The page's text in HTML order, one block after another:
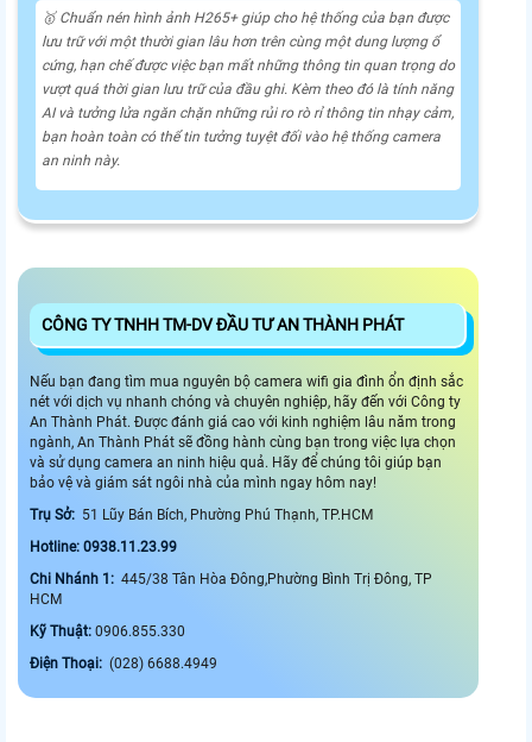
🥇 Chuẩn nén hình ảnh H265+ giúp cho hệ thống của bạn được
lưu trữ với một thười gian lâu hơn trên cùng một dung lượng ổ
cứng, hạn chế được việc bạn mất những thông tin quan trọng do
vượt quá thời gian lưu trữ của đầu ghi. Kèm theo đó là tính năng
AI và tưởng lửa ngăn chặn những rủi ro rò rỉ thông tin nhạy cảm,
bạn hoàn toàn có thể tin tưởng tuyệt đối vào hệ thống camera
an ninh này.
CÔNG TY TNHH TM-DV ĐẦU TƯ AN THÀNH PHÁT
Nếu bạn đang tìm mua nguyên bộ camera wifi gia đình ổn định sắc
nét với dịch vụ nhanh chóng và chuyên nghiệp, hãy đến với Công ty
An Thành Phát. Được đánh giá cao với kinh nghiệm lâu năm trong
ngành, An Thành Phát sẽ đồng hành cùng bạn trong việc lựa chọn
và sử dụng camera an ninh hiệu quả. Hãy để chúng tôi giúp bạn
bảo vệ và giám sát ngôi nhà của mình ngay hôm nay!
Trụ Sở: 51 Lũy Bán Bích, Phường Phú Thạnh, TP.HCM
Hotline: 0938.11.23.99
Chi Nhánh 1: 445/38 Tân Hòa Đông,Phường Bình Trị Đông, TP
HCM
Kỹ Thuật: 0906.855.330
Điện Thoại: (028) 6688.4949